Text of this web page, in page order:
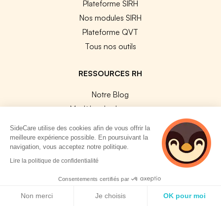
Plateforme SIRH
Nos modules SIRH
Plateforme QVT
Tous nos outils
RESSOURCES RH
Notre Blog
Modèles de documents
Les conventions collectives
Les codes APE / NAF
Base des métiers
Les assureurs partenaires
Le PMSS par année
SideCare utilise des cookies afin de vous offrir la
meilleure expérience possible. En poursuivant la
navigation, vous acceptez notre politique.
Lire la politique de confidentialité
Consentements certifiés par
Non merci Je choisis OK pour moi
2 personnes
consultent
actuellement cette